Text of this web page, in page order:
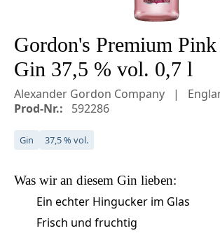
Gordon's Premium
Gin 37,5 % vol. 0,7 l
Alexander Gordon Company
Prod-Nr.:
592286
Gin 37,5 % vol.
Was wir an diesem Gin lieben:
Ein echter Hingucker im Glas
Frisch und fruchtig